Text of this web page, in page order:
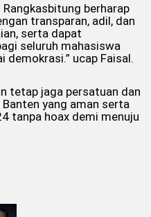
Rangkasbitung berharap
transparan, adil, dan
serta dapat
seluruh mahasiswa
ucap Faisal.
tetap jaga persatuan dan
yang aman serta
tanpa hoax demi menuju